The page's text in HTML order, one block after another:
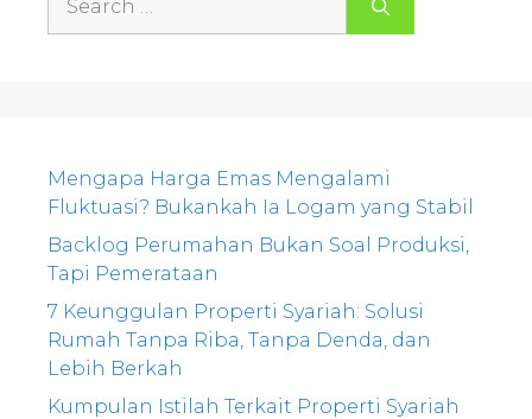
for:
Mengapa Harga Emas Mengalami
Fluktuasi? Bukankah Ia Logam yang Stabil
Backlog Perumahan Bukan Soal Produksi,
Tapi Pemerataan
7 Keunggulan Properti Syariah: Solusi
Rumah Tanpa Riba, Tanpa Denda, dan
Lebih Berkah
Kumpulan Istilah Terkait Properti Syariah